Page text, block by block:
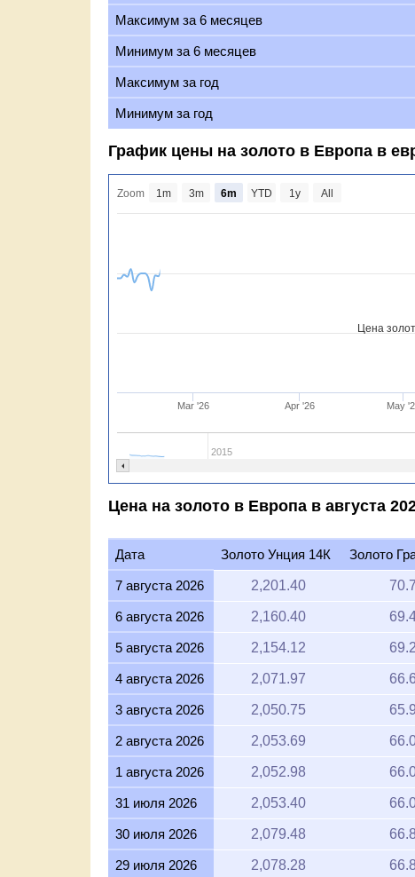
Максимум за 6 месяцев
Минимум за 6 месяцев
Максимум за год
Минимум за год
График цены на золото в Европа в
Цена
Mar '26 Apr '26 May
2015
Zoom 1m 3m 6m YTD 1y All
Цена на золото в Европа в августа
Дата Золото Унция 14К Золото
7 августа 2026 2,201.40
6 августа 2026 2,160.40
5 августа 2026 2,154.12
4 августа 2026 2,071.97
3 августа 2026 2,050.75
2 августа 2026 2,053.69
1 августа 2026 2,052.98
31 июля 2026 2,053.40
30 июля 2026 2,079.48
29 июля 2026 2,078.28